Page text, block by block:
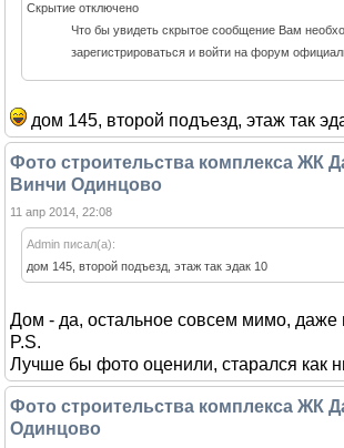
Скрытие отключено
Что бы увидеть скрытое сообщение Вам
зарегистрироваться и войти на форум
дом 145, второй подъезд, этаж так
Фото строительства комплекса ЖК
Винчи Одинцово
11 апр 2014, 22:08
Admin писал(а):
дом 145, второй подъезд, этаж так эдак 10
Дом - да, остальное совсем мимо, даже
P.S.
Лучше бы фото оценили, старался как
Фото строительства комплекса ЖК
Одинцово